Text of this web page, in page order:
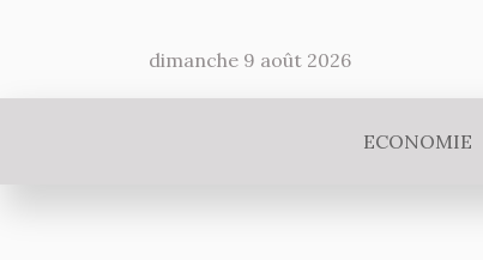
dimanche 9 août 2026
ECONOMIE